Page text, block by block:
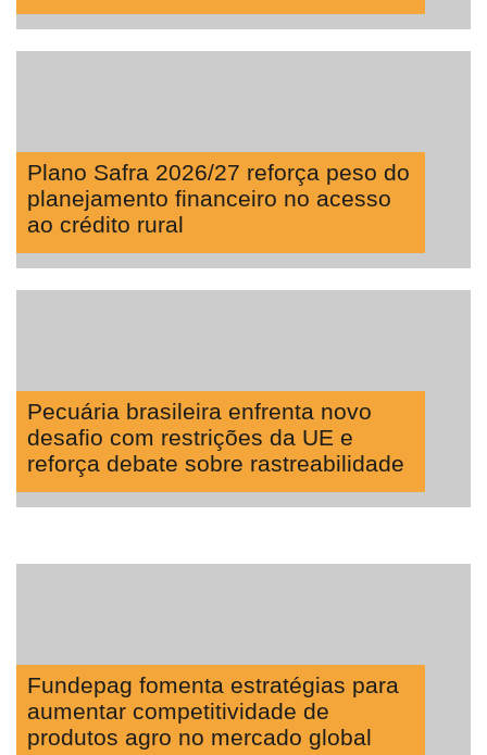
Plano Safra 2026/27 reforça peso do
planejamento financeiro no acesso
ao crédito rural
Pecuária brasileira enfrenta novo
desafio com restrições da UE e
reforça debate sobre rastreabilidade
Fundepag fomenta estratégias para
aumentar competitividade de
produtos agro no mercado global